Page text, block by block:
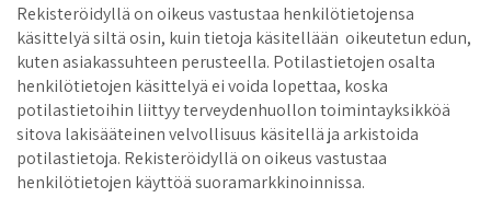
Rekisteröidyllä on oikeus vastustaa henkilötietojensa
käsittelyä siltä osin, kuin tietoja käsitellään oikeutetun edun,
kuten asiakassuhteen perusteella. Potilastietojen osalta
henkilötietojen käsittelyä ei voida lopettaa, koska
potilastietoihin liittyy terveydenhuollon toimintayksikköä
sitova lakisääteinen velvollisuus käsitellä ja arkistoida
potilastietoja. Rekisteröidyllä on oikeus vastustaa
henkilötietojen käyttöä suoramarkkinoinnissa.